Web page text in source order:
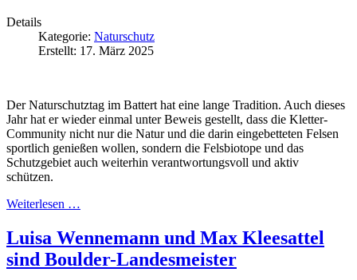
Details
Kategorie: Naturschutz
Erstellt: 17. März 2025
Der Naturschutztag im Battert hat eine lange Tradition. Auch dieses
Jahr hat er wieder einmal unter Beweis gestellt, dass die Kletter-
Community nicht nur die Natur und die darin eingebetteten Felsen
sportlich genießen wollen, sondern die Felsbiotope und das
Schutzgebiet auch weiterhin verantwortungsvoll und aktiv
schützen.
Weiterlesen …
Luisa Wennemann und Max Kleesattel
sind Boulder-Landesmeister